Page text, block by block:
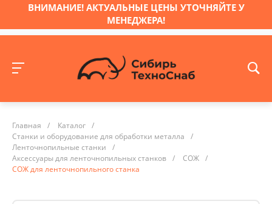
ВНИМАНИЕ! АКТУАЛЬНЫЕ ЦЕНЫ УТОЧНЯЙТЕ У
МЕНЕДЖЕРА!
Главная / Каталог /
Станки и оборудование для обработки металла
/
Ленточнопильные станки
/
Аксессуары для ленточнопильных станков / СОЖ /
СОЖ для ленточнопильного станка